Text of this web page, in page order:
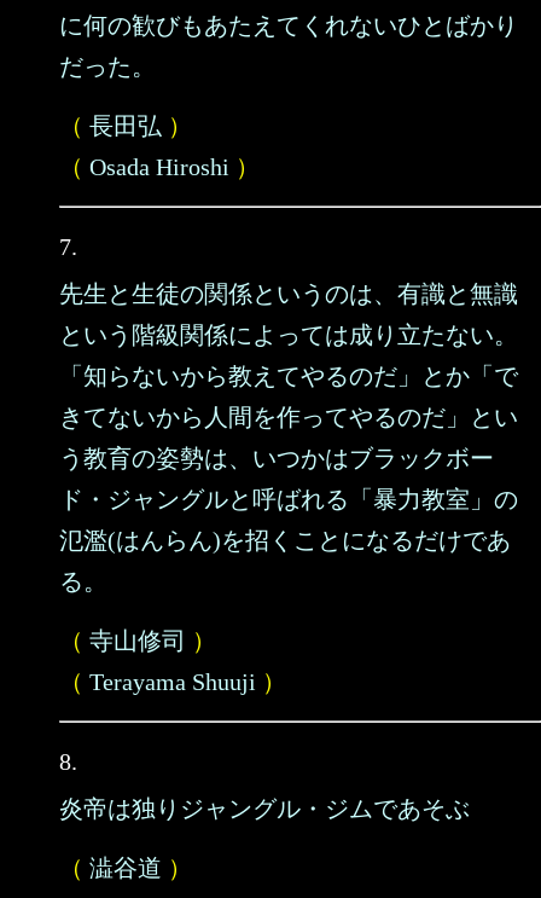
に何の歓びもあたえてくれないひとばかり
だった。
（ 長田弘 ）
（ Osada Hiroshi ）
7.
先生と生徒の関係というのは、有識と無識
という階級関係によっては成り立たない。
「知らないから教えてやるのだ」とか「で
きてないから人間を作ってやるのだ」とい
う教育の姿勢は、いつかはブラックボー
ド・ジャングルと呼ばれる「暴力教室」の
氾濫(はんらん)を招くことになるだけであ
る。
（ 寺山修司 ）
（ Terayama Shuuji ）
8.
炎帝は独りジャングル・ジムであそぶ
（ 澁谷道 ）